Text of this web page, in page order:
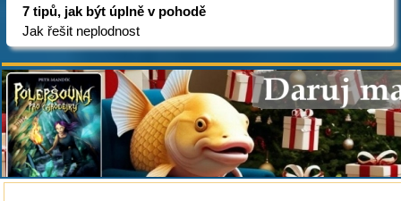
7 tipů, jak být úplně v pohodě
Jak řešit neplodnost